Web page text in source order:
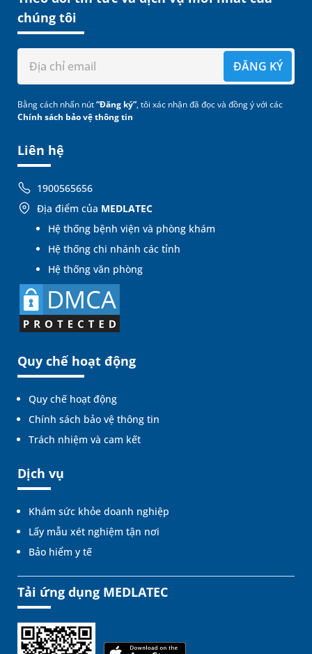
Liên hệ
1900565656
Địa điểm của MEDLATEC
Hệ thống bệnh viện và phòng khám
Hệ thống chi nhánh các tỉnh
Hệ thống văn phòng
Quy chế hoạt động
Quy chế hoạt động
Chính sách bảo vệ thông tin
Trách nhiệm và cam kết
Dịch vụ
Khám sức khỏe doanh nghiệp
Lấy mẫu xét nghiệm tận nơi
Bảo hiểm y tế
chúng tôi
ĐĂNG KÝ
Bằng cách nhấn nút“Đăng ký”, tôi xác nhận đã đọc và đồng ý với các
Chính sách bảo vệ thông tin
Tải ứng dụng MEDLATEC